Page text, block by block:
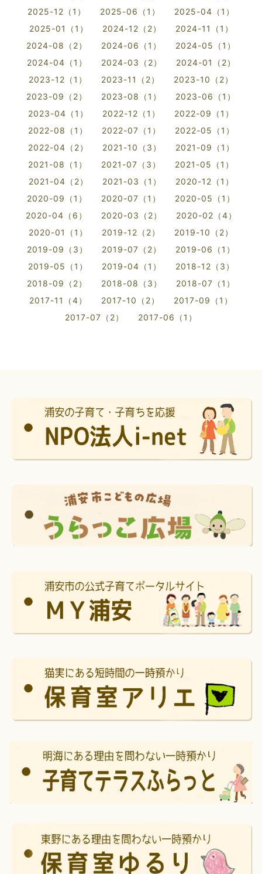
2025-12（1）
2025-06（1）
2025-04（1）
2025-01（1）
2024-12（2）
2024-11（1）
2024-08（2）
2024-06（1）
2024-05（1）
2024-04（1）
2024-03（2）
2024-01（2）
2023-12（1）
2023-11（2）
2023-10（2）
2023-09（2）
2023-08（1）
2023-06（1）
2023-04（1）
2022-12（1）
2022-09（1）
2022-08（1）
2022-07（1）
2022-05（1）
2022-04（2）
2021-10（3）
2021-09（1）
2021-08（1）
2021-07（3）
2021-05（1）
2021-04（2）
2021-03（1）
2020-12（1）
2020-09（1）
2020-07（1）
2020-05（1）
2020-04（6）
2020-03（2）
2020-02（4）
2020-01（1）
2019-12（2）
2019-10（2）
2019-09（3）
2019-07（2）
2019-06（1）
2019-05（1）
2019-04（1）
2018-12（3）
2018-09（2）
2018-08（3）
2018-07（1）
2017-11（4）
2017-10（2）
2017-09（1）
2017-07（2）
2017-06（1）